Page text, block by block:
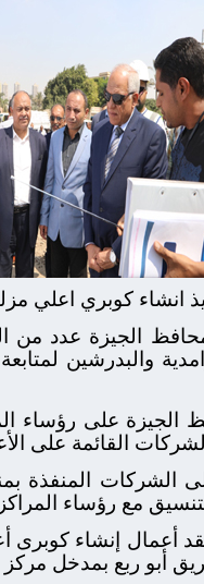
انشاء كوبري اعلي
الجيزة عدد من
والبدرشين
الجيزة على رؤساء
القائمة على
المنفذة
مع رؤساء
أعمال إنشاء كوبرى
أبو ربع بمدخل مركز